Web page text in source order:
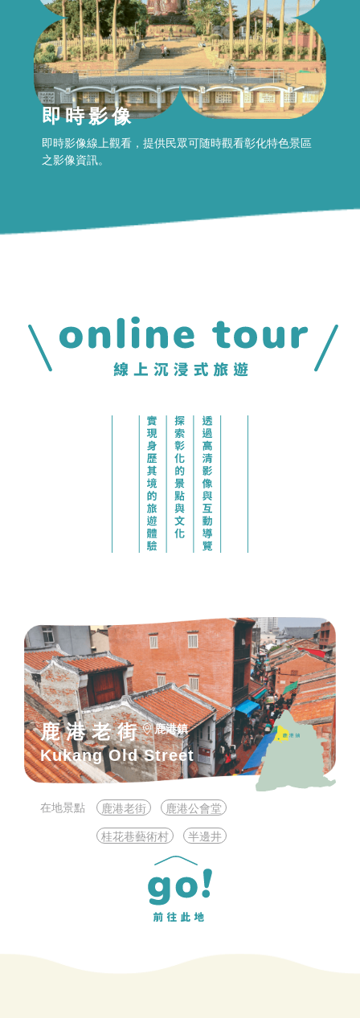
即時影像
即時影像線上觀看，提供民眾可随時觀看彰化特色景區
之影像資訊。
鹿港老街 鹿港鎮
Kukang Old Street
在地景點 鹿港老街 鹿港公會堂
桂花巷藝術村 半邊井